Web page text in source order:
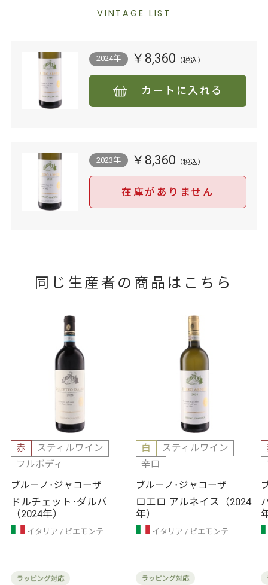
VINTAGE LIST
2024年 ￥8,360
カートに入れる
2023年 ￥8,360
在庫がありません
同じ生産者の商品はこちら
赤
スティルワイン
フルボディ
ブルーノ･ジャコーザ
ドルチェット･ダルバ
（2024年）
イタリア ピエモンテ
白
スティルワイン
辛口
ブルーノ･ジャコーザ
ロエロ アルネイス（2024
年）
イタリア ピエモンテ